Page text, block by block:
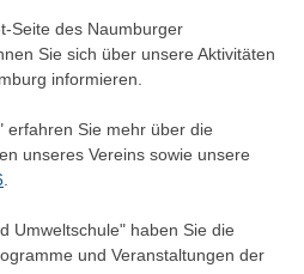
Seite des Naumburger
Sie sich über unsere Aktivitäten
informieren.
erfahren Sie mehr über die
unseres Vereins sowie unsere
Umweltschule" haben Sie die
und Veranstaltungen der